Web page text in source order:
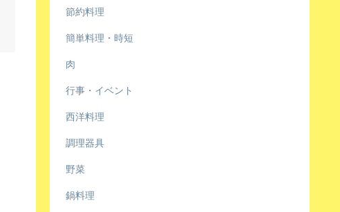
節約料理
簡単料理・時短
肉
行事・イベント
西洋料理
調理器具
野菜
鍋料理